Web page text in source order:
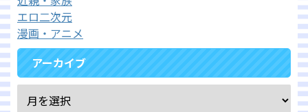
エロ二次元
漫画・アニメ
アーカイブ